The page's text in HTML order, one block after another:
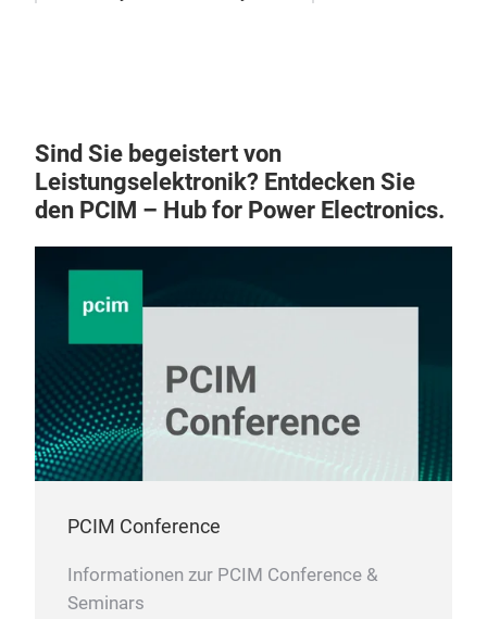
Sind Sie begeistert von
Leistungselektronik? Entdecken Sie
den PCIM – Hub for Power Electronics.
PCIM Conference
Informationen zur PCIM Conference &
Seminars